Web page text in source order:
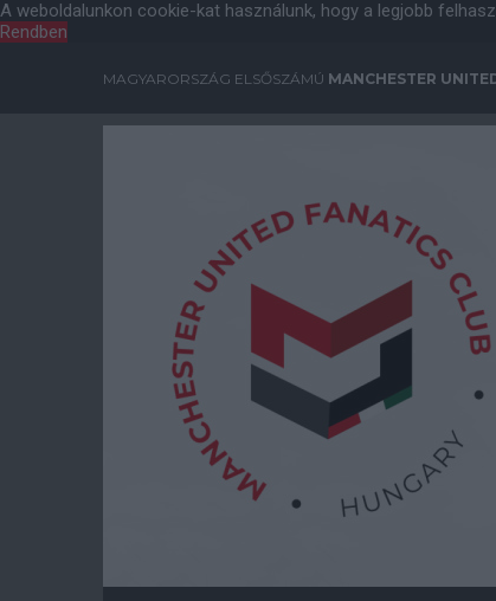
A weboldalunkon cookie-kat használunk, hogy a legjobb
Rendben
MAGYARORSZÁG ELSŐSZÁMÚ MANCHESTER